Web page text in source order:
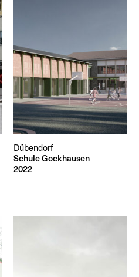
Dübendorf
Schule Gockhausen
2022